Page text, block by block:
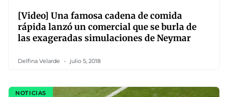
[Video] Una famosa cadena de comida
rápida lanzó un comercial que se burla de
las exageradas simulaciones de Neymar
Delfina Velarde julio 5, 2018
NOTICIAS